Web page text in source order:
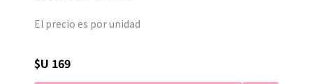
El precio es por unidad
$U 169